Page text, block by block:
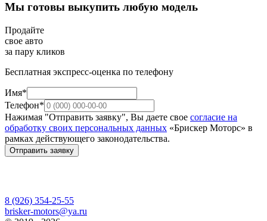
Мы готовы выкупить любую модель
Продайте
свое авто
за пару кликов
Бесплатная экспресс-оценка по телефону
Имя*
Телефон*
Нажимая "Отправить заявку", Вы даете свое согласие на
обработку своих персональных данных «Брискер Моторс» в
рамках действующего законодательства.
Отправить заявку
8 (926) 354-25-55
brisker-motors@ya.ru